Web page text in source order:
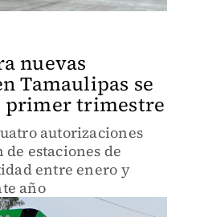
nuevas
Tamaulipas se
primer trimestre
autorizaciones
estaciones de
entre enero y
año